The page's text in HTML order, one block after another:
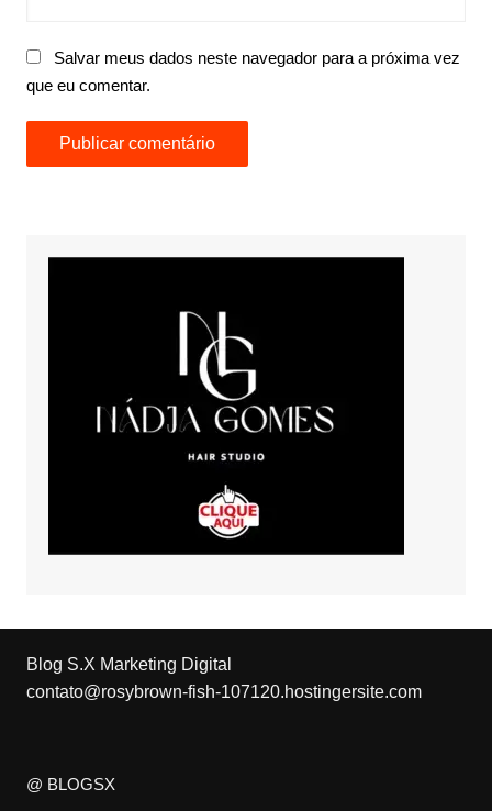
Salvar meus dados neste navegador para a próxima vez
que eu comentar.
Blog S.X Marketing Digital
contato@rosybrown-fish-107120.hostingersite.com
@ BLOGSX